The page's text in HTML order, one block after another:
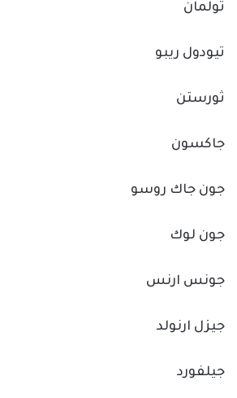
تولمان
تيودول ريبو
ثورستن
جاكسون
جون جاك روسو
جون لوك
جونس ارنس
جيزل ارنولد
جيلفورد